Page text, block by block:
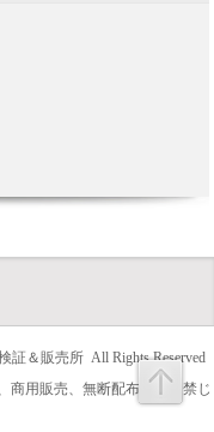
証＆販売所All Rights Reserved
商用販売、無断配布を固く禁じ